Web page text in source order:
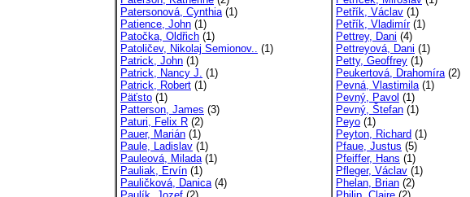
Patersonová, Cynthia(1)
Patience, John (1)
Patočka, Oldřich (1)
Patoličev, Nikolaj Semionov.. (1)
Patrick, John (1)
Patrick, Nancy J. (1)
Patrick, Robert (1)
Päťsto (1)
Patterson, James (3)
Paturi, Felix R (2)
Pauer, Marián (1)
Paule, Ladislav (1)
Pauleová, Milada(1)
Pauliak, Ervín (1)
Pauličková, Danica(4)
Petřík, Václav (1)
Petřík, Vladimír(1)
Pettrey, Dani (4)
Pettreyová, Dani (1)
Petty, Geoffrey (1)
Peukertová, Drahomíra(2)
Pevná, Vlastimila(1)
Pevný, Pavol (1)
Pevný, Štefan (1)
Peyo (1)
Peyton, Richard (1)
Pfaue, Justus (5)
Pfeiffer, Hans (1)
Pfleger, Václav (1)
Phelan, Brian (2)